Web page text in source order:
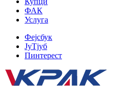
ФАК
Услуга
Фејсбук
ЈуТјуб
Пинтерест